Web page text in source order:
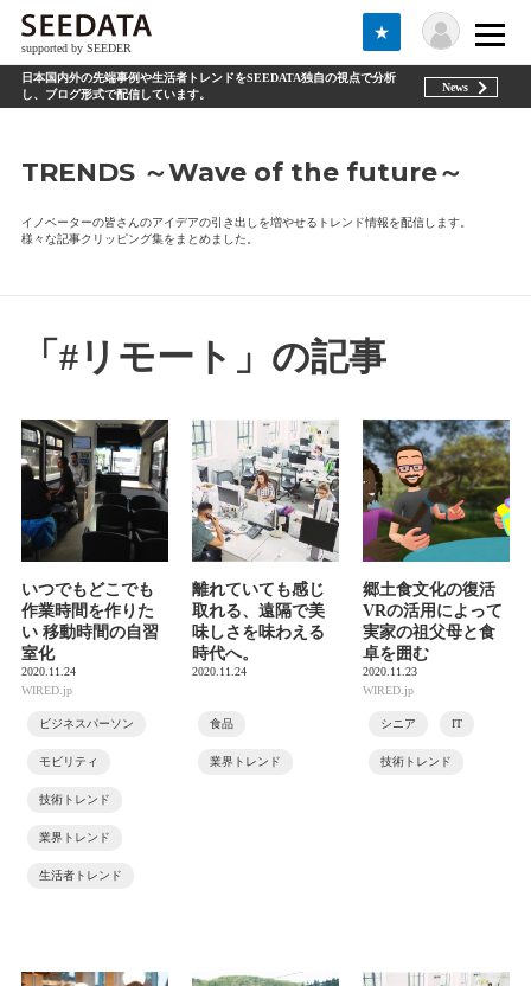
supported by SEEDER
★
日本国内外の先端事例や生活者トレンドをSEEDATA独自の視点で分析
し、ブログ形式で配信しています。
News
TRENDS ～Wave of the future～
イノベーターの皆さんのアイデアの引き出しを増やせるトレンド情報を配信します。
様々な記事クリッピング集をまとめました。
「#リモート」の記事
いつでもどこでも
作業時間を作りた
い 移動時間の自習
室化
2020.11.24
WIRED.jp
ビジネスパーソン
モビリティ
技術トレンド
業界トレンド
生活者トレンド
離れていても感じ
取れる、遠隔で美
味しさを味わえる
時代へ。
2020.11.24
食品
業界トレンド
郷土食文化の復活
VRの活用によって
実家の祖父母と食
卓を囲む
2020.11.23
WIRED.jp
シニア IT
技術トレンド